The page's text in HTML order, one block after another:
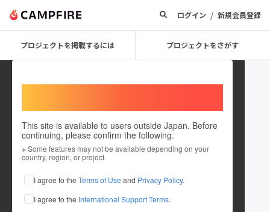
ログイン / 新規会員登録
プロジェクトを掲載するには プロジェクトをさがす
This site is available to users outside Japan. Before
continuing, please confirm the following.
※ Some features may not be available depending on your
country, region, or project.
I agree to the Terms of Use and Privacy Policy.
I agree to the International Support Terms.
kakukoki
これまでに29回支援して2件のプロジェクトを投稿しています
在住国：日本 現在地：東京都